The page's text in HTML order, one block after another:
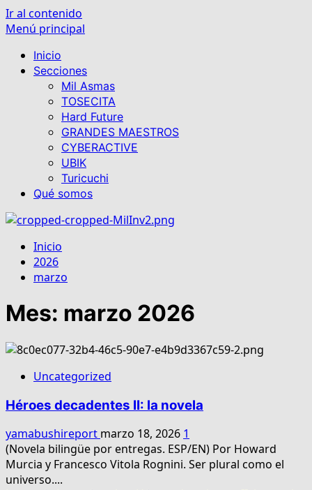
Ir al contenido
Menú principal
Inicio
Secciones
Mil Asmas
TOSECITA
Hard Future
GRANDES MAESTROS
CYBERACTIVE
UBIK
Turicuchi
Qué somos
Inicio
2026
marzo
Mes: marzo 2026
Uncategorized
Héroes decadentes II: la novela
yamabushireport marzo 18, 2026 1
(Novela bilingüe por entregas. ESP/EN) Por Howard
Murcia y Francesco Vitola Rognini. Ser plural como el
universo....